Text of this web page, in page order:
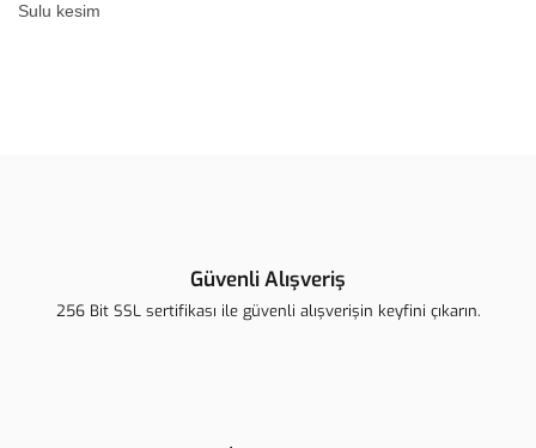
Sulu kesim
Ürün açıklamasında eksik bilgiler bulunuyor.
Güvenli Alışveriş
256 Bit SSL sertifikası ile güvenli alışverişin keyfini çıkarın.